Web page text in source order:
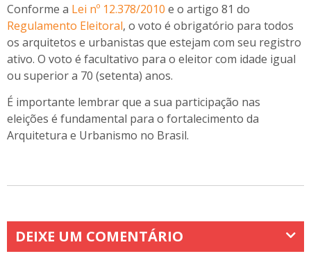
Conforme a Lei nº 12.378/2010 e o artigo 81 do
Regulamento Eleitoral, o voto é obrigatório para todos
os arquitetos e urbanistas que estejam com seu registro
ativo. O voto é facultativo para o eleitor com idade igual
ou superior a 70 (setenta) anos.
É importante lembrar que a sua participação nas
eleições é fundamental para o fortalecimento da
Arquitetura e Urbanismo no Brasil.
DEIXE UM COMENTÁRIO